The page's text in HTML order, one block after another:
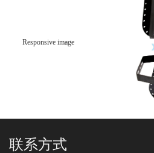
联系方式